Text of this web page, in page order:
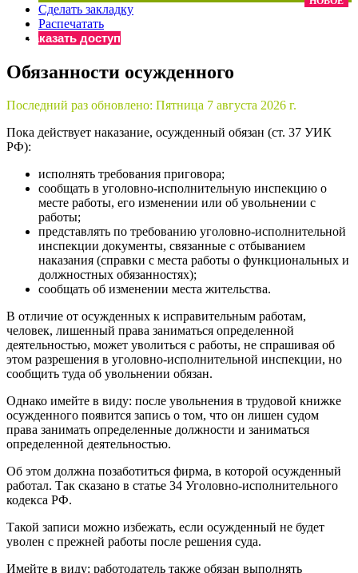
Бератор
«Практическая энциклопедия бухгалтера»
«Нормативные акты для бухгалтера»
«Практическая бухгалтерия»
Онлайн-сервисы «Учетная политика» и «Алгоритмы
Просто заполните форму, и мы вышлем вам на почту
Сделать закладку
Распечатать
Заказать доступ
Обязанности осужденного
Последний раз обновлено: Пятница 7 августа 2026 г.
Пока действует наказание, осужденный обязан (ст. 37 УИК
РФ):
исполнять требования приговора;
сообщать в уголовно-исполнительную инспекцию о
месте работы, его изменении или об увольнении с
работы;
представлять по требованию уголовно-исполнительной
инспекции документы, связанные с отбыванием
наказания (справки с места работы о функциональных и
должностных обязанностях);
сообщать об изменении места жительства.
В отличие от осужденных к исправительным работам,
человек, лишенный права заниматься определенной
деятельностью, может уволиться с работы, не спрашивая об
этом разрешения в уголовно-исполнительной инспекции, но
сообщить туда об увольнении обязан.
Однако имейте в виду: после увольнения в трудовой книжке
осужденного появится запись о том, что он лишен судом
права занимать определенные должности и заниматься
определенной деятельностью.
Об этом должна позаботиться фирма, в которой осужденный
работал. Так сказано в статье 34 Уголовно-исполнительного
кодекса РФ.
Такой записи можно избежать, если осужденный не будет
уволен с прежней работы после решения суда.
Имейте в виду: работодатель также обязан выполнять